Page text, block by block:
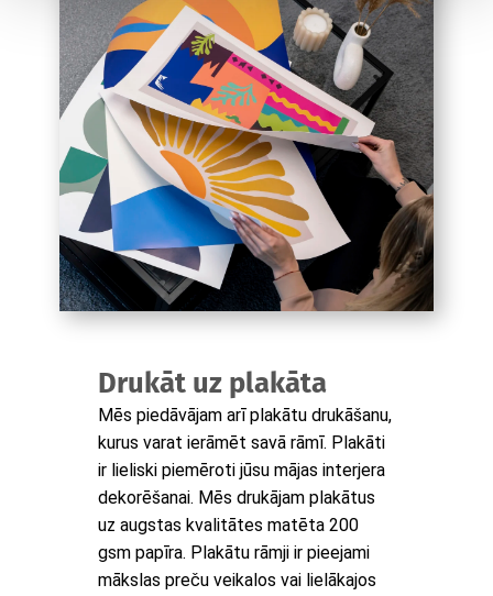
Drukāt uz plakāta
Mēs piedāvājam arī plakātu drukāšanu,
kurus varat ierāmēt savā rāmī. Plakāti
ir lieliski piemēroti jūsu mājas interjera
dekorēšanai. Mēs drukājam plakātus
uz augstas kvalitātes matēta 200
gsm papīra. Plakātu rāmji ir pieejami
mākslas preču veikalos vai lielākajos